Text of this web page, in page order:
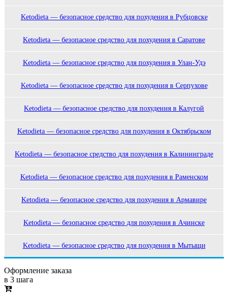
Ketodieta — безопасное средство для похудения в Рубцовске
Ketodieta — безопасное средство для похудения в Саратове
Ketodieta — безопасное средство для похудения в Улан-Удэ
Ketodieta — безопасное средство для похудения в Серпухове
Ketodieta — безопасное средство для похудения в Калугой
Ketodieta — безопасное средство для похудения в Октябрьском
Ketodieta — безопасное средство для похудения в Калининграде
Ketodieta — безопасное средство для похудения в Раменском
Ketodieta — безопасное средство для похудения в Армавире
Ketodieta — безопасное средство для похудения в Ачинске
Ketodieta — безопасное средство для похудения в Мытыщи
Оформление заказа
в 3 шага